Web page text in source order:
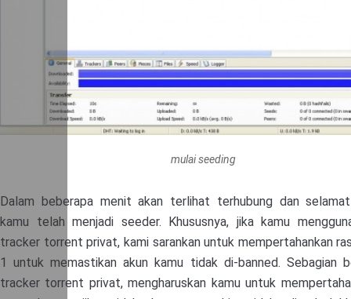
mulai seeding
Dalam beberapa menit akan terlihat terhubung dan
kamu telah menjadi seeder. Khususnya, jika kamu
tracker torrent privat, kami sarankan untuk mempertahankan
1 untuk memastikan akun kamu tidak di-banned. Sebagian
tracker torrent privat, mengharuskan kamu untuk